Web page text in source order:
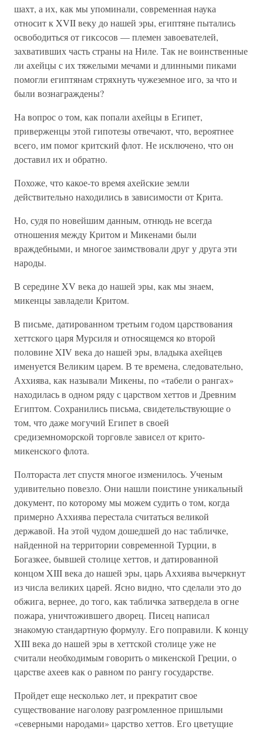
шахт, а их, как мы упоминали, современная наука
относит к XVII веку до нашей эры, египтяне пытались
освободиться от гиксосов — племен завоевателей,
захвативших часть страны на Ниле. Так не воинственные
ли ахейцы с их тяжелыми мечами и длинными пиками
помогли египтянам стряхнуть чужеземное иго, за что и
были вознаграждены?
На вопрос о том, как попали ахейцы в Египет,
приверженцы этой гипотезы отвечают, что, вероятнее
всего, им помог критский флот. Не исключено, что он
доставил их и обратно.
Похоже, что какое-то время ахейские земли
действительно находились в зависимости от Крита.
Но, судя по новейшим данным, отнюдь не всегда
отношения между Критом и Микенами были
враждебными, и многое заимствовали друг у друга эти
народы.
В середине XV века до нашей эры, как мы знаем,
микенцы завладели Критом.
В письме, датированном третьим годом царствования
хеттского царя Мурсиля и относящемся ко второй
половине XIV века до нашей эры, владыка ахейцев
именуется Великим царем. В те времена, следовательно,
Аххиява, как называли Микены, по «табели о рангах»
находилась в одном ряду с царством хеттов и Древним
Египтом. Сохранились письма, свидетельствующие о
том, что даже могучий Египет в своей
средиземноморской торговле зависел от крито-
микенского флота.
Полтораста лет спустя многое изменилось. Ученым
удивительно повезло. Они нашли поистине уникальный
документ, по которому мы можем судить о том, когда
примерно Аххиява перестала считаться великой
державой. На этой чудом дошедшей до нас табличке,
найденной на территории современной Турции, в
Богазкее, бывшей столице хеттов, и датированной
концом XIII века до нашей эры, царь Аххиява вычеркнут
из числа великих царей. Ясно видно, что сделали это до
обжига, вернее, до того, как табличка затвердела в огне
пожара, уничтожившего дворец. Писец написал
знакомую стандартную формулу. Его поправили. К концу
XIII века до нашей эры в хеттской столице уже не
считали необходимым говорить о микенской Греции, о
царстве ахеев как о равном по рангу государстве.
Пройдет еще несколько лет, и прекратит свое
существование наголову разгромленное пришлыми
«северными народами» царство хеттов. Его цветущие